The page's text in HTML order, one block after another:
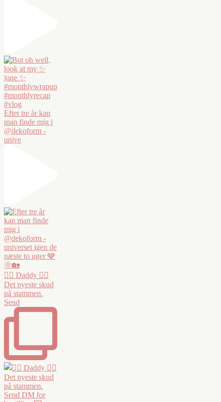
Efter tre år kan
man finde mig i
@dekoform -
unive
❤️‍🔥 Daddy ❤️‍🔥
Det nyeste skud
på stammen.
Send